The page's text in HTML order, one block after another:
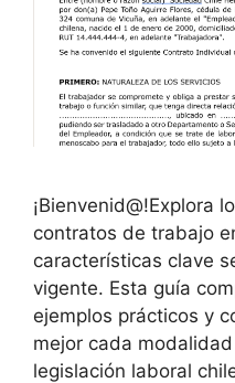
¡Bienvenid@!Explora
contratos de trabajo
características clave
vigente. Esta guía
ejemplos prácticos y
mejor cada
legislación laboral